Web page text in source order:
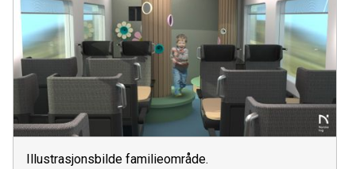
Illustrasjonsbilde familieområde.